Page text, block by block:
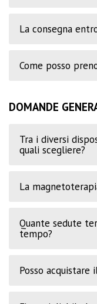
La consegna
Come posso
DOMANDE
Tra i diversi
quali scegliere?
La
Quante sedute
tempo?
Posso acquistare